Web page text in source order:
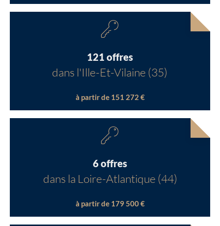
121 offres
dans l'Ille-Et-Vilaine (35)
à partir de 151 272 €
6 offres
dans la Loire-Atlantique (44)
à partir de 179 500 €